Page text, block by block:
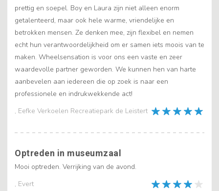
, Eefke Verkoelen Recreatiepark de Leistert
prettig en soepel. Boy en Laura zijn niet alleen enorm
getalenteerd, maar ook hele warme, vriendelijke en
betrokken mensen. Ze denken mee, zijn flexibel en nemen
echt hun verantwoordelijkheid om er samen iets moois van te
maken. Wheelsensation is voor ons een vaste en zeer
waardevolle partner geworden. We kunnen hen van harte
aanbevelen aan iedereen die op zoek is naar een
professionele en indrukwekkende act!
, Evert
Optreden in museumzaal
Mooi optreden. Verrijking van de avond.